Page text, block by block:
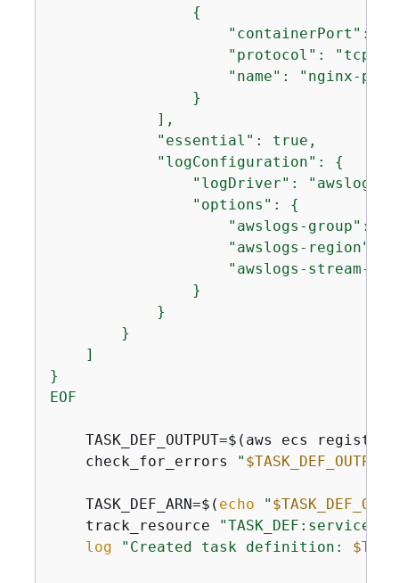
{
"containerPort":
                    "protocol": "tcp",
"name": "nginx-
                }
            ],
            "essential": true,
            "logConfiguration":
{
                "logDriver": "awslogs",
                "options":
{
"awslogs-group":
"awslogs-region":
"awslogs-stream-
                }
            }
        }
    ]
}
EOF
TASK_DEF_OUTPUT=$(aws ecs
    check_for_errors
" $TASK_DEF_OUTPUT
    TASK_DEF_ARN=$(
echo "
    track_resource
"TASK_DEF:service-
log
"Created task definition: